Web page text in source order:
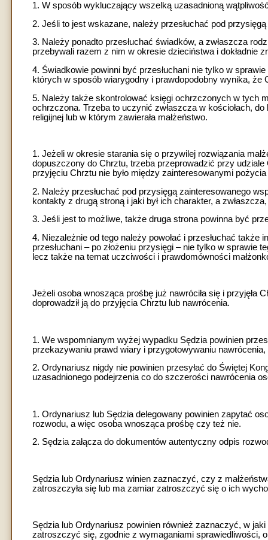
1. W sposób wykluczający wszelką uzasadnioną
2. Jeśli to jest wskazane, należy przesłuchać pod
3. Należy ponadto przesłuchać świadków, a zwłaszcza
przebywali razem z nim w okresie dzieciństwa i dokładnie
4. Świadkowie powinni być przesłuchani nie tylko w
których w sposób wiarygodny i prawdopodobny wynika, że
5. Należy także skontrolować księgi ochrzczonych w tych
ochrzczona. Trzeba to uczynić zwłaszcza w kościołach,
religijnej lub w którym zawierała małżeństwo.
1. Jeżeli w okresie starania się o przywilej rozwiązania
dopuszczony do Chrztu, trzeba przeprowadzić przy
przyjęciu Chrztu nie było między zainteresowanymi pożycia
2. Należy przesłuchać pod przysięgą zainteresowanego
kontakty z drugą stroną i jaki był ich charakter, a
3. Jeśli jest to możliwe, także druga strona powinna być
4. Niezależnie od tego należy powołać i przesłuchać
przesłuchani – po złożeniu przysięgi – nie tylko w sprawie
lecz także na temat uczciwości i prawdomówności
Jeżeli osoba wnosząca prośbę już nawróciła się i
doprowadził ją do przyjęcia Chrztu lub nawrócenia.
1. We wspomnianym wyżej wypadku Sędzia powinien
przekazywaniu prawd wiary i przygotowywaniu
2. Ordynariusz nigdy nie powinien przesyłać do Świętej
uzasadnionego podejrzenia co do szczerości nawrócenia
1. Ordynariusz lub Sędzia delegowany powinien zapytać
rozwodu, a więc osoba wnosząca prośbę czy też nie.
2. Sędzia załącza do dokumentów autentyczny odpis
Sędzia lub Ordynariusz winien zaznaczyć, czy z
zatroszczyła się lub ma zamiar zatroszczyć się o ich
Sędzia lub Ordynariusz powinien również zaznaczyć, w
zatroszczyć się, zgodnie z wymaganiami sprawiedliwości,